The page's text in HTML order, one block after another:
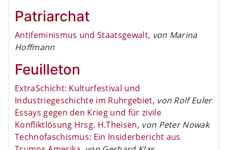
Patriarchat
Antifeminismus und Staatsgewalt, von Marina
Hoffmann
Feuilleton
ExtraSchicht: Kulturfestival und
Industriegeschichte im Ruhrgebiet, von Rolf Euler
Essays gegen den Krieg und für zivile
Konfliktlösung Hrsg. H.Theisen, von Peter Nowak
Technofaschismus: Ein Insiderbericht aus